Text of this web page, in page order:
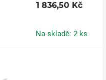
1 836,50 Kč
Na skladě: 2 ks